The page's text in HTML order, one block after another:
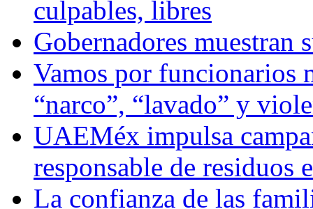
culpables, libres
Gobernadores muestran
Vamos por funcionarios
“narco”, “lavado” y
UAEMéx impulsa
responsable de residuos
La confianza de las